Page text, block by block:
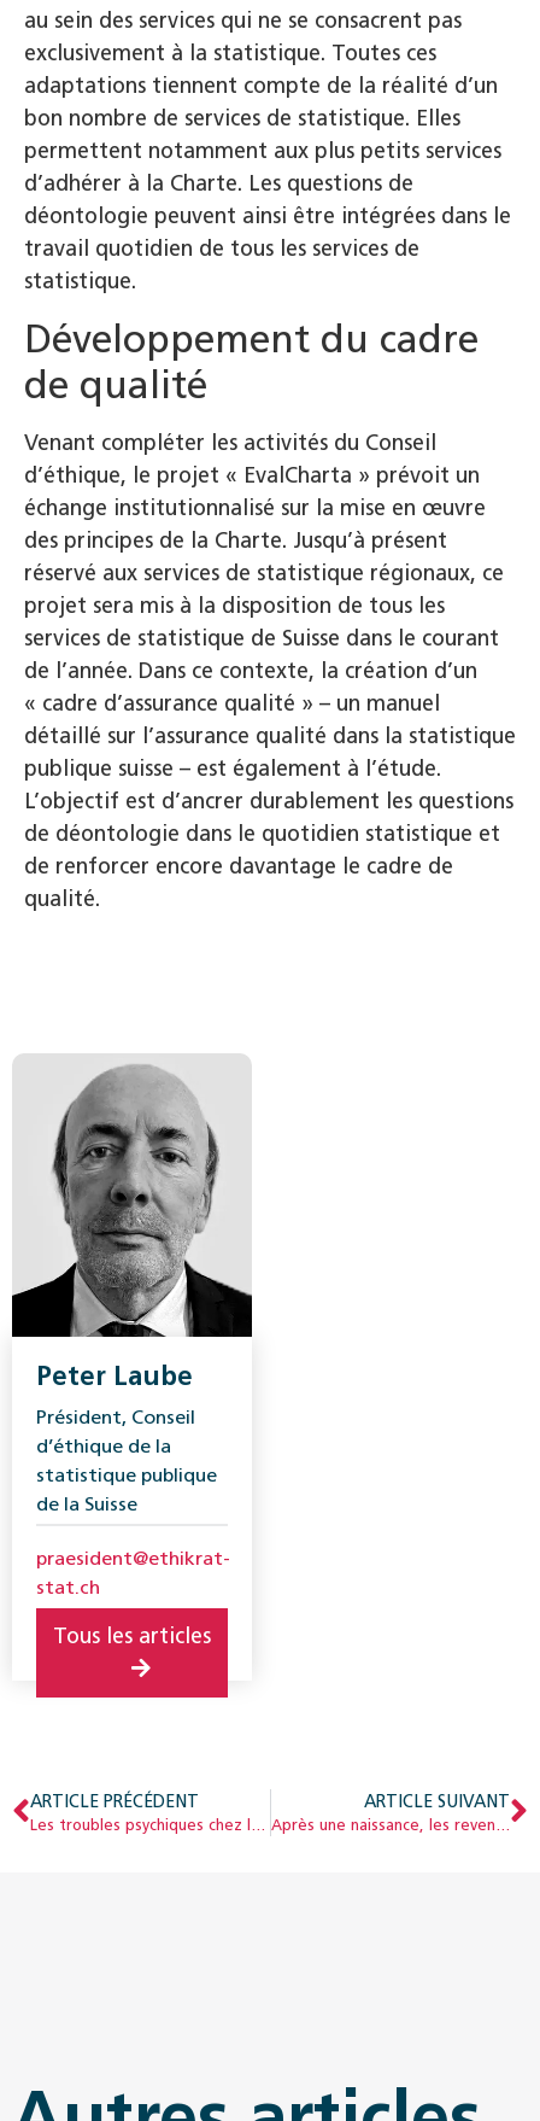
au sein des services qui ne se consacrent pas
exclusivement à la statistique. Toutes ces
adaptations tiennent compte de la réalité d’un
bon nombre de services de statistique. Elles
permettent notamment aux plus petits services
d’adhérer à la Charte. Les questions de
déontologie peuvent ainsi être intégrées dans le
travail quotidien de tous les services de
statistique.
Développement du cadre
de qualité
Venant compléter les activités du Conseil
d’éthique, le projet « EvalCharta » prévoit un
échange institutionnalisé sur la mise en œuvre
des principes de la Charte. Jusqu’à présent
réservé aux services de statistique régionaux, ce
projet sera mis à la disposition de tous les
services de statistique de Suisse dans le courant
de l’année. Dans ce contexte, la création d’un
« cadre d’assurance qualité » – un manuel
détaillé sur l’assurance qualité dans la statistique
publique suisse – est également à l’étude.
L’objectif est d’ancrer durablement les questions
de déontologie dans le quotidien statistique et
de renforcer encore davantage le cadre de
qualité.
Peter Laube
Président, Conseil
d’éthique de la
statistique publique
de la Suisse
praesident@ethikrat-
stat.ch
Tous les articles
ARTICLE PRÉCÉDENT ARTICLE SUIVANT